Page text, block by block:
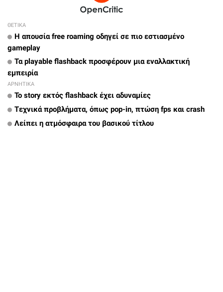
ΘΕΤΙΚΑ
Η απουσία free roaming οδηγεί σε πιο εστιασμένο
gameplay
Τα playable flashback προσφέρουν μια εναλλακτική
εμπειρία
ΑΡΝΗΤΙΚΑ
Το story εκτός flashback έχει αδυναμίες
Tεχνικά προβλήματα, όπως pop-in, πτώση fps και crash
Λείπει η ατμόσφαιρα του βασικού τίτλου